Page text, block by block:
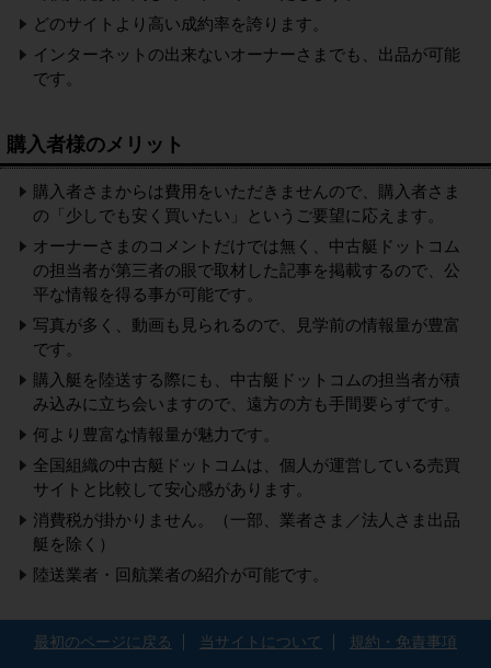
どのサイトより高い成約率を誇ります。
インターネットの出来ないオーナーさまでも、出品が可能
です。
購入者様のメリット
購入者さまからは費用をいただきませんので、購入者さま
の「少しでも安く買いたい」というご要望に応えます。
オーナーさまのコメントだけでは無く、中古艇ドットコム
の担当者が第三者の眼で取材した記事を掲載するので、公
平な情報を得る事が可能です。
写真が多く、動画も見られるので、見学前の情報量が豊富
です。
購入艇を陸送する際にも、中古艇ドットコムの担当者が積
み込みに立ち会いますので、遠方の方も手間要らずです。
何より豊富な情報量が魅力です。
全国組織の中古艇ドットコムは、個人が運営している売買
サイトと比較して安心感があります。
消費税が掛かりません。（一部、業者さま／法人さま出品
艇を除く）
陸送業者・回航業者の紹介が可能です。
最初のページに戻る 当サイトについて 規約・免責事項